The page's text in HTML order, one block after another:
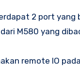
2 port
M580 yang
remote IO